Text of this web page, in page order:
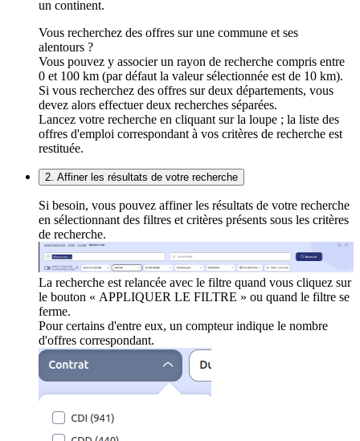
un continent.
Vous recherchez des offres sur une commune et ses
alentours ?
Vous pouvez y associer un rayon de recherche compris entre
0 et 100 km (par défaut la valeur sélectionnée est de 10 km).
Si vous recherchez des offres sur deux départements, vous
devez alors effectuer deux recherches séparées.
Lancez votre recherche en cliquant sur la loupe ; la liste des
offres d'emploi correspondant à vos critères de recherche est
restituée.
2. Affiner les résultats de votre recherche
Si besoin, vous pouvez affiner les résultats de votre recherche
en sélectionnant des filtres et critères présents sous les critères
de recherche.
La recherche est relancée avec le filtre quand vous cliquez sur
le bouton « APPLIQUER LE FILTRE » ou quand le filtre se
ferme.
Pour certains d'entre eux, un compteur indique le nombre
d'offres correspondant.